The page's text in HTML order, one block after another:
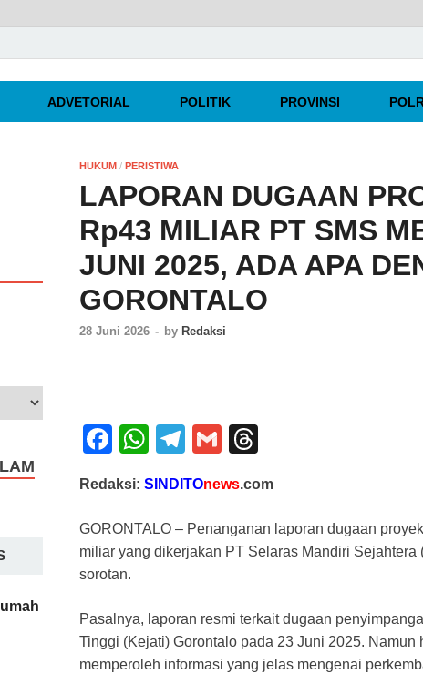
Terpercaya
ADVETORIAL POLITIK PROVINSI
HUKUM / PERISTIWA
LAPORAN DUGAAN
Rp43 MILIAR PT SMS
JUNI 2025, ADA APA
GORONTALO
28 Juni 2026 - by Redaksi
F
c
e
b
o
o
k
W
at
s
A
p
T
e
gr
a
G
ail e
a
d
Redaksi: SINDITOnews.com
GORONTALO – Penanganan laporan dugaan
miliar yang dikerjakan PT Selaras Mandiri
sorotan.
Pasalnya, laporan resmi terkait dugaan
Tinggi (Kejati) Gorontalo pada 23 Juni 2025.
memperoleh informasi yang jelas mengenai